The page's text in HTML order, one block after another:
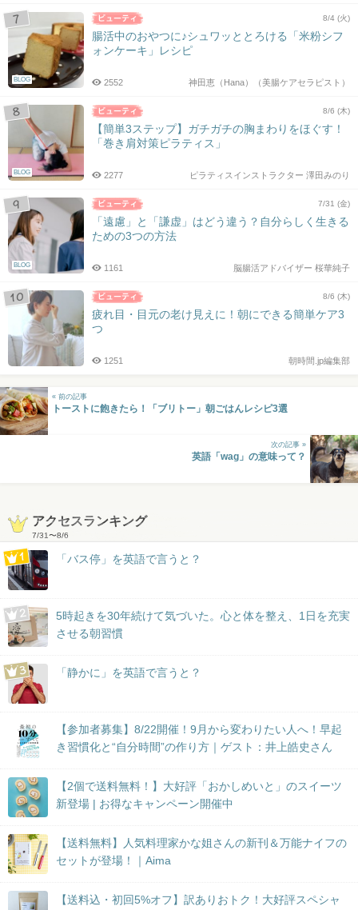
BLOG
8/4 (火)
腸活中のおやつに♪シュワッととろける「米粉シフ
ォンケーキ」レシピ
神田恵（Hana）（美腸ケアセラピスト）
2552
BLOG
8/6 (木)
【簡単3ステップ】ガチガチの胸まわりをほぐす！
「巻き肩対策ピラティス」
ピラティスインストラクター 澤田みのり
2277
BLOG
7/31 (金)
「遠慮」と「謙虚」はどう違う？自分らしく生きる
ための3つの方法
脳腸活アドバイザー 桜華純子
1161
8/6 (木)
疲れ目・目元の老け見えに！朝にできる簡単ケア3
つ
朝時間.jp編集部
1251
« 前の記事
トーストに飽きたら！「ブリトー」朝ごはんレシピ3選
次の記事 »
英語「wag」の意味って？
アクセスランキング
7/31〜8/6
「バス停」を英語で言うと？
5時起きを30年続けて気づいた。心と体を整え、1日を充実
させる朝習慣
「静かに」を英語で言うと？
【参加者募集】8/22開催！9月から変わりたい人へ！早起
き習慣化と“自分時間”の作り方｜ゲスト：井上皓史さん
【2個で送料無料！】大好評「おかしめいと」のスイーツ
新登場 | お得なキャンペーン開催中
【送料無料】人気料理家かな姐さんの新刊＆万能ナイフの
セットが登場！｜Aima
【送料込・初回5%オフ】訳ありおトク！大好評スペシャ